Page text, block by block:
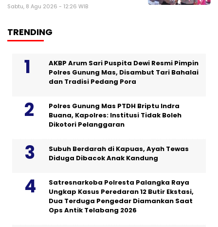
Sabtu, 8 Agu 2026 - 12:26 WIB
TRENDING
AKBP Arum Sari Puspita Dewi Resmi Pimpin
Polres Gunung Mas, Disambut Tari Bahalai
dan Tradisi Pedang Pora
Polres Gunung Mas PTDH Briptu Indra
Buana, Kapolres: Institusi Tidak Boleh
Dikotori Pelanggaran
Subuh Berdarah di Kapuas, Ayah Tewas
Diduga Dibacok Anak Kandung
Satresnarkoba Polresta Palangka Raya
Ungkap Kasus Peredaran 12 Butir Ekstasi,
Dua Terduga Pengedar Diamankan Saat
Ops Antik Telabang 2026